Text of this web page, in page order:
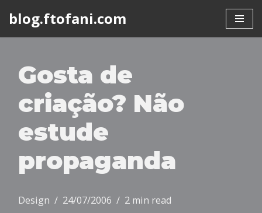
content
blog.ftofani.com
Gosta de
criação? Não
estude
propaganda
Design 24/07/2006 2 min read